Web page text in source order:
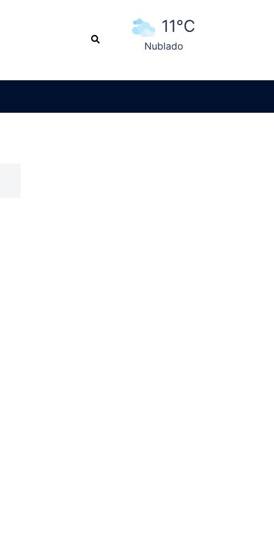
Search
11°C
Nublado